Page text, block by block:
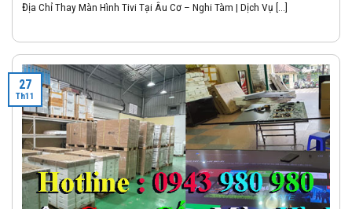
Địa Chỉ Thay Màn Hình Tivi Tại Âu Cơ – Nghi Tàm | Dịch Vụ [...]
27
Th11